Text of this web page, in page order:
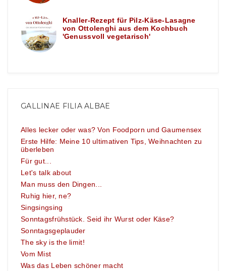
Knaller-Rezept für Pilz-Käse-Lasagne
von Ottolenghi aus dem Kochbuch
'Genussvoll vegetarisch'
GALLINAE FILIA ALBAE
Alles lecker oder was? Von Foodporn und Gaumensex
Erste Hilfe: Meine 10 ultimativen Tips, Weihnachten zu
überleben
Für gut...
Let's talk about
Man muss den Dingen...
Ruhig hier, ne?
Singsingsing
Sonntagsfrühstück. Seid ihr Wurst oder Käse?
Sonntagsgeplauder
The sky is the limit!
Vom Mist
Was das Leben schöner macht